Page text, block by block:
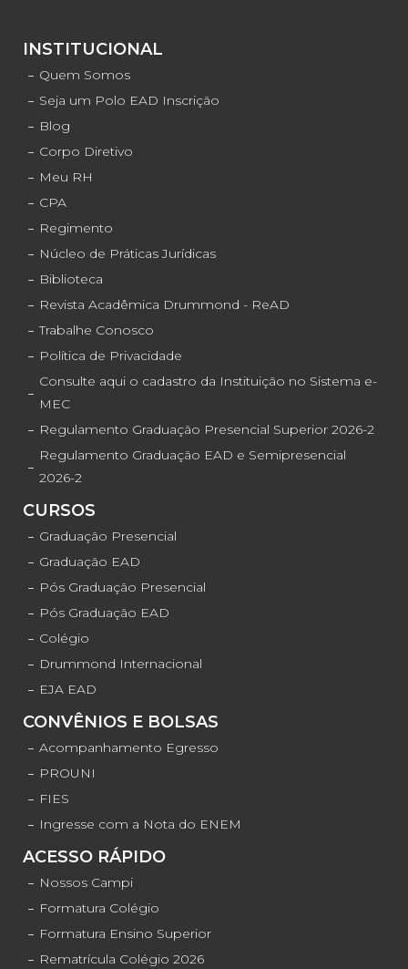
INSTITUCIONAL
Quem Somos
Seja um Polo EAD Inscrição
Blog
Corpo Diretivo
Meu RH
CPA
Regimento
Núcleo de Práticas Jurídicas
Biblioteca
Revista Acadêmica Drummond - ReAD
Trabalhe Conosco
Política de Privacidade
Consulte aqui o cadastro da Instituição no Sistema e-
MEC
Regulamento Graduação Presencial Superior 2026-2
Regulamento Graduação EAD e Semipresencial
2026-2
CURSOS
Graduação Presencial
Graduação EAD
Pós Graduação Presencial
Pós Graduação EAD
Colégio
Drummond Internacional
EJA EAD
CONVÊNIOS E BOLSAS
Acompanhamento Egresso
PROUNI
FIES
Ingresse com a Nota do ENEM
ACESSO RÁPIDO
Nossos Campi
Formatura Colégio
Formatura Ensino Superior
Rematrícula Colégio 2026